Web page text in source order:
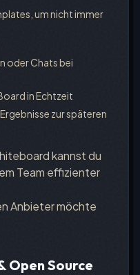
um nicht immer
oder Chats bei
in Echtzeit
zur späteren
kannst du
Team effizienter
Anbieter möchte
Open Source